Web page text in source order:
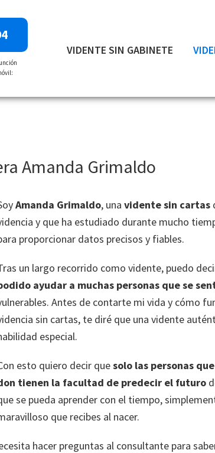
VIDENTE SIN GABINETE
Amanda Grimaldo
Amanda Grimaldo, una vidente sin cartas
y que ha estudiado durante mucho
proporcionar datos precisos y fiables.
un largo recorrido como vidente, puedo
ayudar a muchas personas que se
Antes de contarte mi vida y cómo
sin cartas, te diré que una vidente
especial.
esto quiero decir quesolo las personas
tienen la facultad de predecir el futuro
se pueda aprender con el tiempo,
que recibes al nacer.
hacer preguntas al consultante para